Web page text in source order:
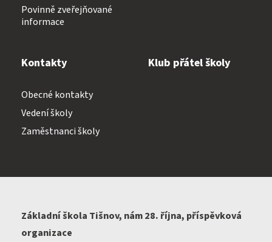
Povinně zveřejňované
informace
Kontakty
Obecné kontakty
Vedení školy
Zaměstnanci školy
Klub přátel školy
Základní škola Tišnov, nám 28. října, příspěvková
organizace